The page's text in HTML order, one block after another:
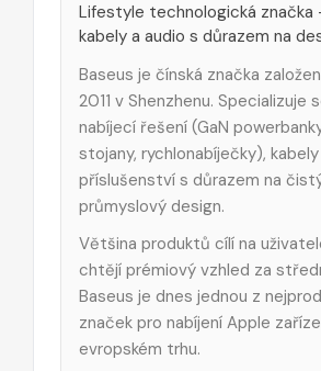
Lifestyle technologická značka
kabely a audio s důrazem na
Baseus je čínská značka
2011 v Shenzhenu. Specializuje
nabíjecí řešení (GaN
stojany, rychlonabíječky),
příslušenství s důrazem na
průmyslový design.
Většina produktů cílí na
chtějí prémiový vzhled za
Baseus je dnes jednou z
značek pro nabíjení Apple
evropském trhu.